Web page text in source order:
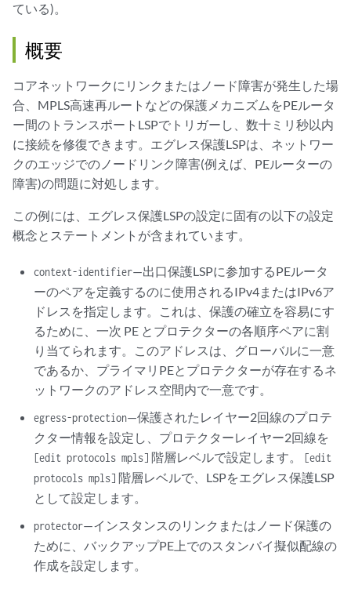
ている)。
概要
コアネットワークにリンクまたはノード障害が発生した場
合、MPLS高速再ルートなどの保護メカニズムをPEルータ
ー間のトランスポートLSPでトリガーし、数十ミリ秒以内
に接続を修復できます。エグレス保護LSPは、ネットワー
クのエッジでのノードリンク障害(例えば、PEルーターの
障害)の問題に対処します。
この例には、エグレス保護LSPの設定に固有の以下の設定
概念とステートメントが含まれています。
context-identifier—出口保護LSPに参加するPEルータ
ーのペアを定義するのに使用されるIPv4またはIPv6ア
ドレスを指定します。これは、保護の確立を容易にす
るために、一次 PE とプロテクターの各順序ペアに割
り当てられます。このアドレスは、グローバルに一意
であるか、プライマリPEとプロテクターが存在するネ
ットワークのアドレス空間内で一意です。
egress-protection—保護されたレイヤー2回線のプロテ
クター情報を設定し、プロテクターレイヤー2回線を
[edit protocols mpls] 階層レベルで設定します。 [edit
protocols mpls] 階層レベルで、LSPをエグレス保護LSP
として設定します。
protector—インスタンスのリンクまたはノード保護の
ために、バックアップPE上でのスタンバイ擬似配線の
作成を設定します。